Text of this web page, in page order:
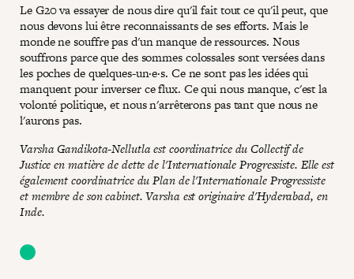
Le G20 va essayer de nous dire qu'il fait tout ce qu'il peut, que
nous devons lui être reconnaissants de ses efforts. Mais le
monde ne souffre pas d'un manque de ressources. Nous
souffrons parce que des sommes colossales sont versées dans
les poches de quelques-un·e·s. Ce ne sont pas les idées qui
manquent pour inverser ce flux. Ce qui nous manque, c'est la
volonté politique, et nous n'arrêterons pas tant que nous ne
l'aurons pas.
Varsha Gandikota-Nellutla est coordinatrice du Collectif de
Justice en matière de dette de l'Internationale Progressiste. Elle est
également coordinatrice du Plan de l'Internationale Progressiste
et membre de son cabinet. Varsha est originaire d'Hyderabad, en
Inde.